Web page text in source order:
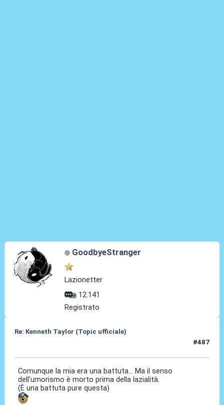
GoodbyeStranger
Lazionetter
12.141
Registrato
Re: Kenneth Taylor (Topic ufficiale)
#487
Comunque la mia era una battuta... Ma il senso
dell'umorismo è morto prima della lazialità.
(È una battuta pure questa)